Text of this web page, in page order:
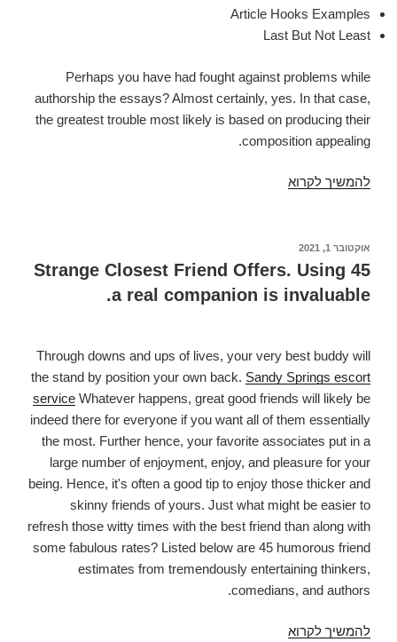
Article Hooks Examples
Last But Not Least
Perhaps you have had fought against problems while
authorship the essays? Almost certainly, yes. In that case,
the greatest trouble most likely is based on producing their
composition appealing.
להמשיך לקרוא
for
an
what
is
good
lift
for
an
Essay?
פורסם
ב
אוקטובר 1, 2021
45 Strange Closest Friend Offers. Using
a real companion is invaluable.
Through downs and ups of lives, your very best buddy will
the stand by position your own back. Sandy Springs escort
service Whatever happens, great good friends will likely be
indeed there for everyone if you want all of them essentially
the most. Further hence, your favorite associates put in a
large number of enjoyment, enjoy, and pleasure for your
being. Hence, it's often a good tip to enjoy those thicker and
skinny friends of yours. Just what might be easier to
refresh those witty times with the best friend than along with
some fabulous rates? Listed below are 45 humorous friend
estimates from tremendously entertaining thinkers,
comedians, and authors.
להמשיך לקרוא